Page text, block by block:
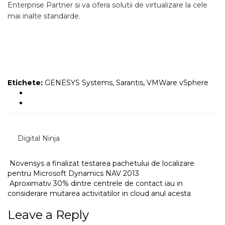
Enterprise Partner si va ofera solutii de virtualizare la cele
mai inalte standarde.
Etichete: GENESYS Systems, Sarantis, VMWare vSphere
Digital Ninja
Novensys a finalizat testarea pachetului de localizare
pentru Microsoft Dynamics NAV 2013
Aproximativ 30% dintre centrele de contact iau in
considerare mutarea activitatilor in cloud anul acesta
Leave a Reply